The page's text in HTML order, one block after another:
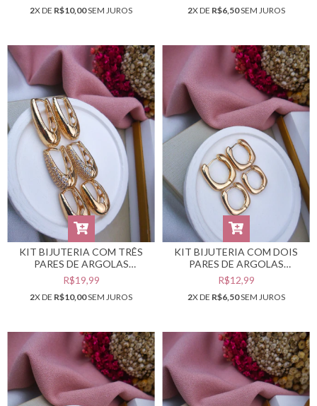
2X DE R$10,00SEM JUROS 2X DE R$6,50SEM JUROS
KIT BIJUTERIA COM TRÊS
PARES DE ARGOLAS
DOURADAS #B0105546
R$19,99
2X DE R$10,00SEM JUROS
KIT BIJUTERIA COM DOIS
PARES DE ARGOLAS
DOURADAS #B0105545
R$12,99
2X DE R$6,50SEM JUROS